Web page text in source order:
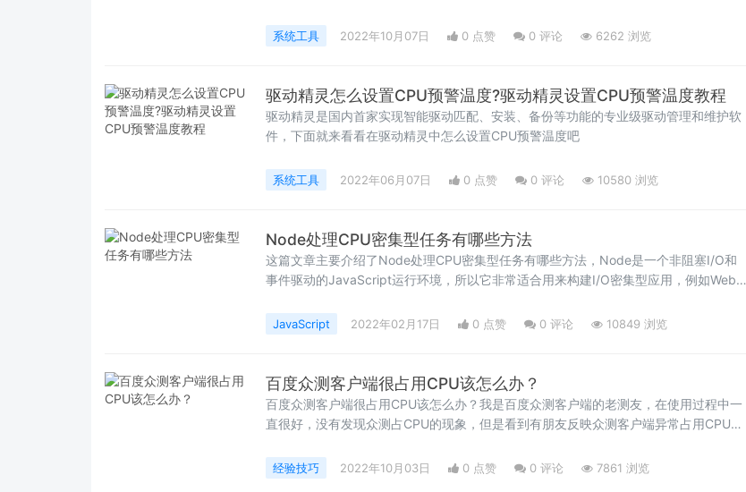
系统工具 2022年10月07日 0 点赞 0 评论 6262 浏览
驱动精灵怎么设置CPU预警温度?驱动精灵设置CPU预警温度教程
驱动精灵是国内首家实现智能驱动匹配、安装、备份等功能的专业级驱动管理和维护软
件，下面就来看看在驱动精灵中怎么设置CPU预警温度吧
系统工具 2022年06月07日 0 点赞 0 评论 10580 浏览
Node处理CPU密集型任务有哪些方法
这篇文章主要介绍了Node处理CPU密集型任务有哪些方法，Node是一个非阻塞I/O和
事件驱动的JavaScript运行环境，所以它非常适合用来构建I/O密集型应用，例如Web服
JavaScript 2022年02月17日 0 点赞 0 评论 10849 浏览
百度众测客户端很占用CPU该怎么办？
百度众测客户端很占用CPU该怎么办？我是百度众测客户端的老测友，在使用过程中一
直很好，没有发现众测占CPU的现象，但是看到有朋友反映众测客户端异常占用CPU，
经验技巧 2022年10月03日 0 点赞 0 评论 7861 浏览